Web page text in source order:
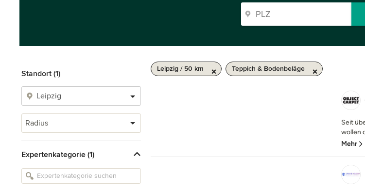
Standort (1)
Radius
Expertenkategorie (1)
Leipzig / 50 km Teppich & Bodenbeläge
Seit
wollen
Mehr